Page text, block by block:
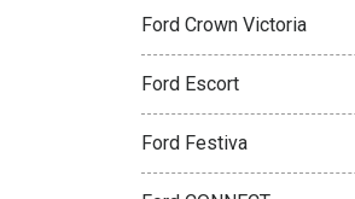
Ford Crown Victoria
Ford Escort
Ford Festiva